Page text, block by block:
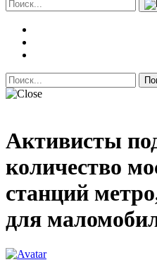
Активисты
количество
станций
для